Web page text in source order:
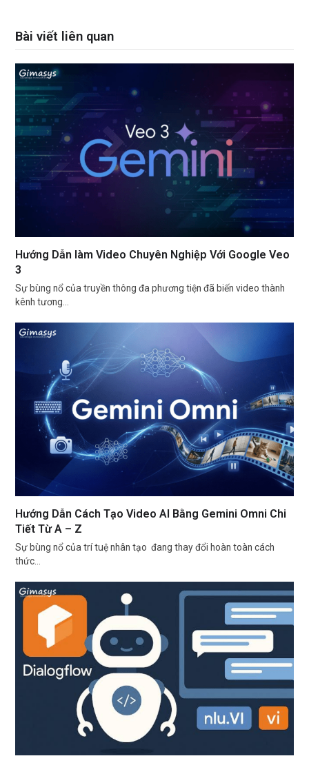
Bài viết liên quan
Hướng Dẫn làm Video Chuyên Nghiệp Với Google Veo
3
Sự bùng nổ của truyền thông đa phương tiện đã biến video thành
kênh tương…
Hướng Dẫn Cách Tạo Video AI Bằng Gemini Omni Chi
Tiết Từ A – Z
Sự bùng nổ của trí tuệ nhân tạo đang thay đổi hoàn toàn cách
thức…